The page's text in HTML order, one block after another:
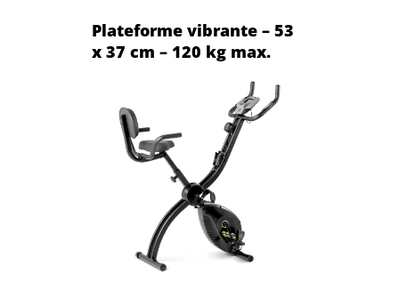
Plateforme vibrante – 53
x 37 cm – 120 kg max.